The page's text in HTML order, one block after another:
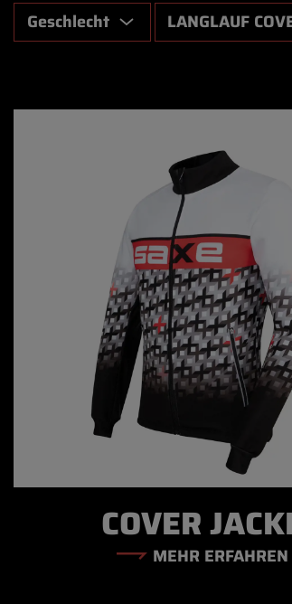
Geschlecht LANGLAUF
COVER
MEHR ERFAHREN